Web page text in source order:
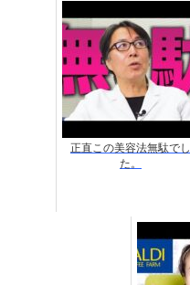
正直この美容法無駄でし
た。